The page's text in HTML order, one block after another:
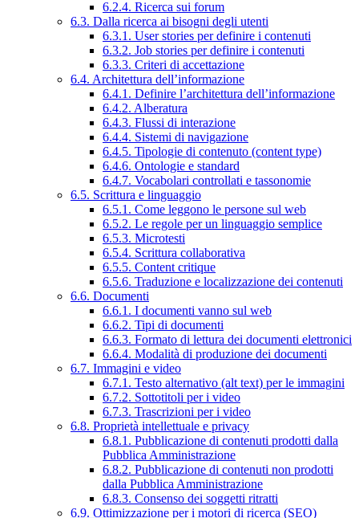
6.2.4. Ricerca sui forum
6.3. Dalla ricerca ai bisogni degli utenti
6.3.1. User stories per definire i contenuti
6.3.2. Job stories per definire i contenuti
6.3.3. Criteri di accettazione
6.4. Architettura dell’informazione
6.4.1. Definire l’architettura dell’informazione
6.4.2. Alberatura
6.4.3. Flussi di interazione
6.4.4. Sistemi di navigazione
6.4.5. Tipologie di contenuto (content type)
6.4.6. Ontologie e standard
6.4.7. Vocabolari controllati e tassonomie
6.5. Scrittura e linguaggio
6.5.1. Come leggono le persone sul web
6.5.2. Le regole per un linguaggio semplice
6.5.3. Microtesti
6.5.4. Scrittura collaborativa
6.5.5. Content critique
6.5.6. Traduzione e localizzazione dei contenuti
6.6. Documenti
6.6.1. I documenti vanno sul web
6.6.2. Tipi di documenti
6.6.3. Formato di lettura dei documenti elettronici
6.6.4. Modalità di produzione dei documenti
6.7. Immagini e video
6.7.1. Testo alternativo (alt text) per le immagini
6.7.2. Sottotitoli per i video
6.7.3. Trascrizioni per i video
6.8. Proprietà intellettuale e privacy
6.8.1. Pubblicazione di contenuti prodotti dalla
Pubblica Amministrazione
6.8.2. Pubblicazione di contenuti non prodotti
dalla Pubblica Amministrazione
6.8.3. Consenso dei soggetti ritratti
6.9. Ottimizzazione per i motori di ricerca (SEO)